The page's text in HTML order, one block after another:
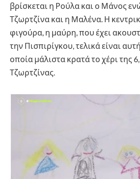
βρίσκεται η Ρούλα και ο Μάνος
Τζωρτζίνα και η Μαλένα. Η
φιγούρα, η μαύρη, που έχει
την Πισπιρίγκου, τελικά είναι
οποία μάλιστα κρατά το χέρι της
Τζωρτζίνας.